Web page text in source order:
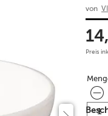
von
Preis